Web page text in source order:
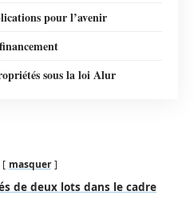
pour l’avenir
sous la loi Alur
masquer
de deux lots dans le cadre